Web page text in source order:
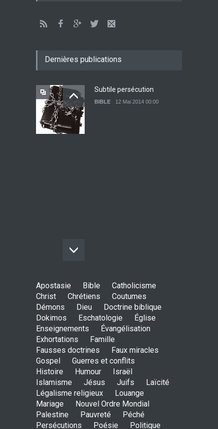
Dernières publications
Subtile persécution
BIBLE 12 Mai 2014 00:00
Apostasie Bible
Catholicisme
Christ
Chrétiens
Coutumes
Démons
Dieu
Doctrine biblique
Dokimos
Eschatologie
Église
Enseignements
Évangélisation
Exhortations
Famille
Fausses doctrines
Faux miracles
Gospel
Guerres et conflits
Histoire
Humour
Israël
Islamisme
Jésus Juifs
Laïcité
Légalisme religieux
Louange
Mariage
Nouvel Ordre Mondial
Palestine
Pauvreté
Péché
Persécutions
Poésie Politique